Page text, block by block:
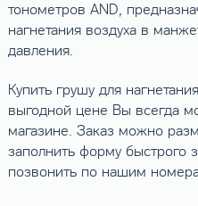
тонометров AND,
нагнетания воздуха в
давления.
Купить грушу для
выгодной цене Вы всегда
магазине. Заказ можно
заполнить форму быстрого
позвонить по нашим